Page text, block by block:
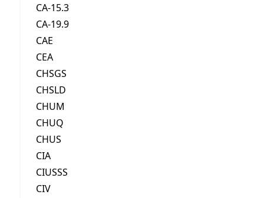
CA-15.3
CA-19.9
CAE
CEA
CHSGS
CHSLD
CHUM
CHUQ
CHUS
CIA
CIUSSS
CIV